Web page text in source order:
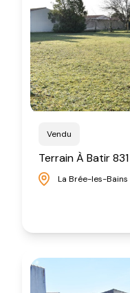
Vendu
Terrain À Batir 831
La Brée-les-Bains